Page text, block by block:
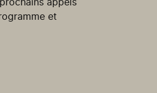
appels
et